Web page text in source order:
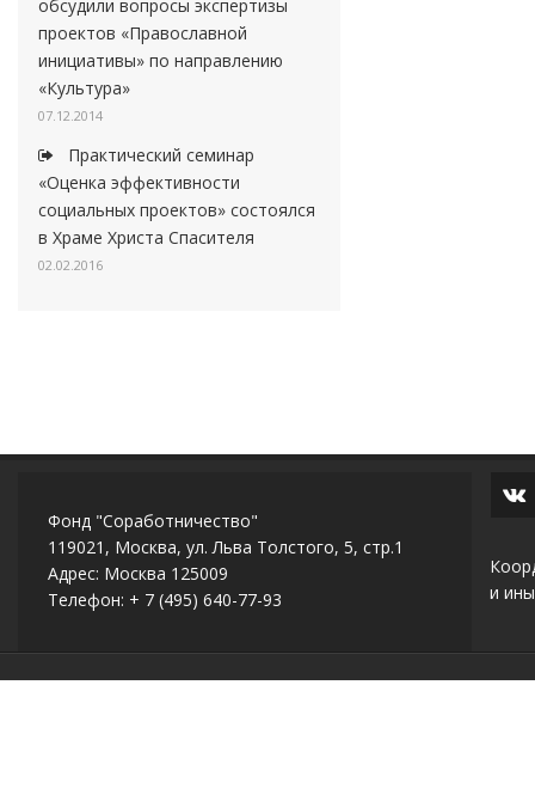
обсудили вопросы экспертизы
проектов «Православной
инициативы» по направлению
«Культура»
07.12.2014
Практический семинар
«Оценка эффективности
социальных проектов» состоялся
в Храме Христа Спасителя
02.02.2016
Фонд "Соработничество"
119021, Москва, ул. Льва Толстого, 5, стр.1
Адрес: Москва 125009
Телефон: + 7 (495) 640-77-93
и